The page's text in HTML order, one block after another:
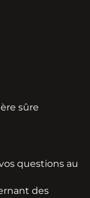
sûre
questions au
des